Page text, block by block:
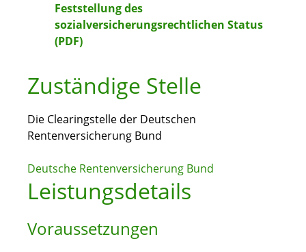
Feststellung des
sozialversicherungsrechtlichen Status
(PDF)
Zuständige Stelle
Die Clearingstelle der Deutschen
Rentenversicherung Bund
Deutsche Rentenversicherung Bund
Leistungsdetails
Voraussetzungen